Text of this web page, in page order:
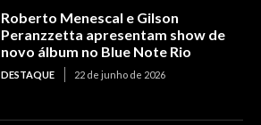
Roberto Menescal e Gilson
Peranzzetta apresentam show de
novo álbum no Blue Note Rio
DESTAQUE 22 de junho de 2026